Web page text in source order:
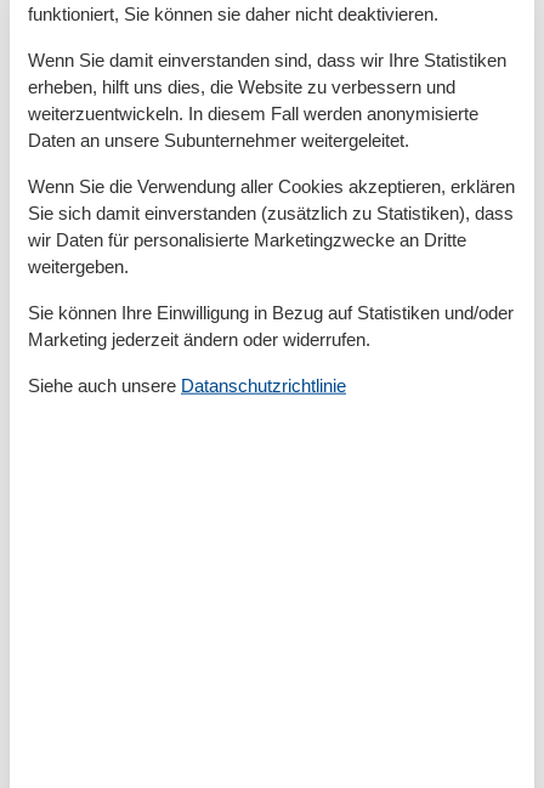
Terrasse
Entfernung
Strandentfernung
Küche
Kaffeemaschine
Küche
Kühlschrank
Spülmaschine
Toaster
Wasserkocher
Unterkunft
funktioniert, Sie können sie daher nicht deaktivieren.
Wenn Sie damit einverstanden sind, dass wir Ihre Statistiken
erheben, hilft uns dies, die Website zu verbessern und
weiterzuentwickeln. In diesem Fall werden anonymisierte
Daten an unsere Subunternehmer weitergeleitet.
Wenn Sie die Verwendung aller Cookies akzeptieren, erklären
Sie sich damit einverstanden (zusätzlich zu Statistiken), dass
wir Daten für personalisierte Marketingzwecke an Dritte
weitergeben.
Sie können Ihre Einwilligung in Bezug auf Statistiken und/oder
Marketing jederzeit ändern oder widerrufen.
Siehe auch unsere Datanschutzrichtlinie